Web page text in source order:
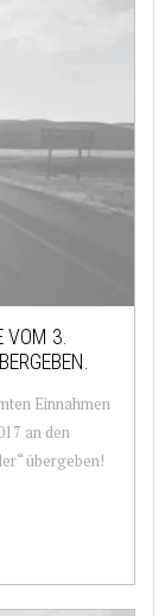
VOM 3.
Einnahmen
an den
übergeben!